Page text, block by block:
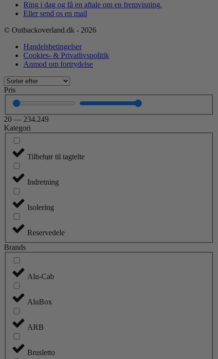
Ring i dag og få en aftale om en fremvisning.
Eller send os en mail
© Outbackoverland.dk - 2026
Handelsbetingelser
Cookies- & Privatlivspolitik
Anmod om fortrydelse
Pris
20 — 234.249
Kategori
Tilbehør til tagtelte
Indretning
Isolering
Reservedele
Brands
Alu-Cab
AluBox
ARB
Brusletto